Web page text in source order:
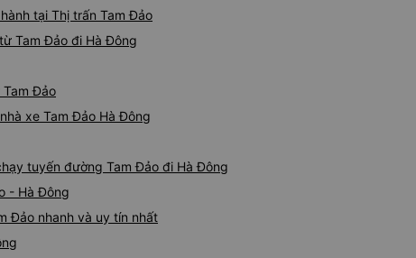
tại Thị trấn Tam Đảo
Tam Đảo đi Hà Đông
Đảo
xe Tam Đảo Hà Đông
tuyến đường Tam Đảo đi Hà Đông
- Hà Đông
Đảo nhanh và uy tín nhất